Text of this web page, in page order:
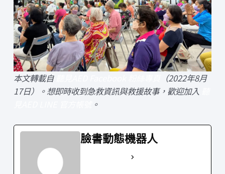
本文轉載自
（2022年8月
17日）。想即時收到急救資訊與救援故事，歡迎加入
。
臉書動態機器人